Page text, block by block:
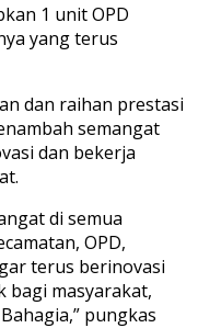
1 unit OPD
yang terus
dan raihan prestasi
semangat
dan bekerja
di semua
OPD,
terus berinovasi
bagi masyarakat,
pungkas